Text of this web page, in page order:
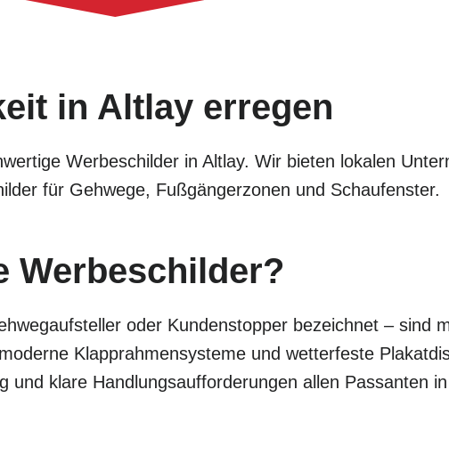
in Altlay erregen
Werbeschilder in Altlay. Wir bieten lokalen
für Gehwege, Fußgängerzonen und Schaufenster.
Werbeschilder?
oder Kundenstopper bezeichnet – sind
Klapprahmensysteme und wetterfeste
und klare Handlungsaufforderungen allen Passanten